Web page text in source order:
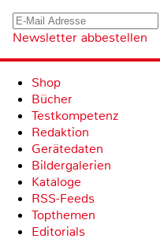
Newsletter abbestellen
Shop
Bücher
Testkompetenz
Redaktion
Gerätedaten
Bildergalerien
Kataloge
RSS-Feeds
Topthemen
Editorials